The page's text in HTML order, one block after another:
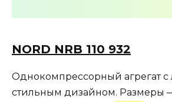
NORD NRB 110 932
Однокомпрессорный агрегат
стильным дизайном. Размеры